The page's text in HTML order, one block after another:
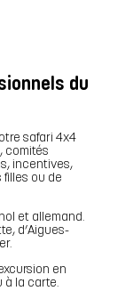
du
safari 4x4
comités
incentives,
ou de
et allemand.
d’Aigues-
en
à la carte.